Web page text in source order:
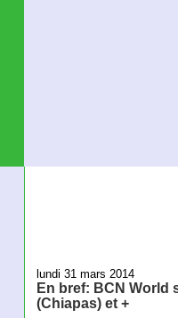
lundi 31 mars 2014
En bref: BCN World
(Chiapas) et +